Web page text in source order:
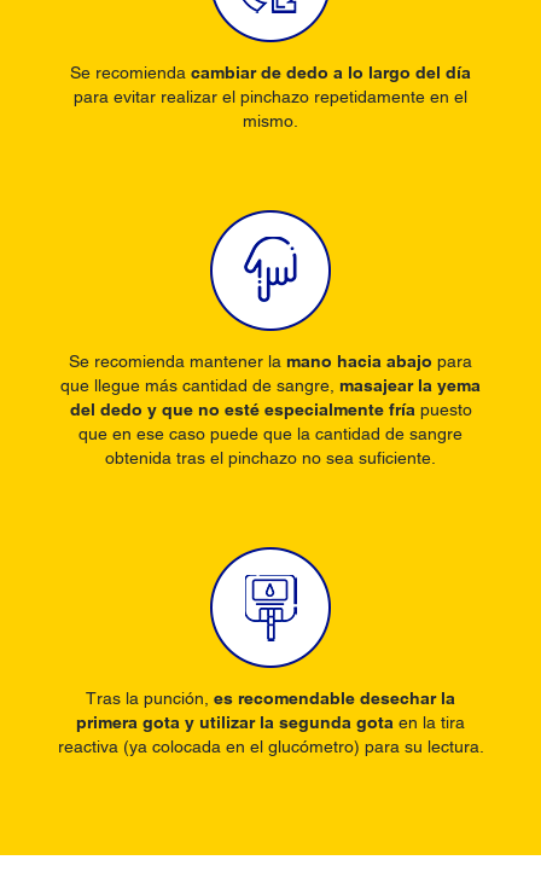
Se recomienda cambiar de dedo a lo largo del día
para evitar realizar el pinchazo repetidamente en el
mismo.
Se recomienda mantener la mano hacia abajo para
que llegue más cantidad de sangre, masajear la yema
del dedo y que no esté especialmente fría puesto
que en ese caso puede que la cantidad de sangre
obtenida tras el pinchazo no sea suficiente.
Tras la punción, es recomendable desechar la
primera gota y utilizar la segunda gota en la tira
reactiva (ya colocada en el glucómetro) para su lectura.